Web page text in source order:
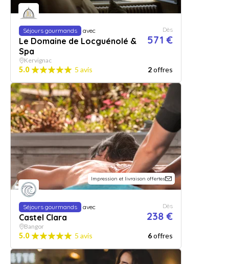
Séjours gourmands avec
Le Domaine de Locguénolé &
Spa
Dès
571 €
Kervignac
5.0 5 avis 2offres
Impression et livraison offertes
Séjours gourmands avec
Castel Clara
Dès
238 €
Bangor
5.0 5 avis 6offres